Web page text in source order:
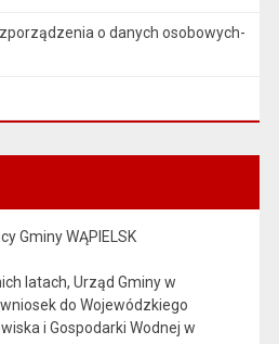
o danych osobowych-
Gminy WĄPIELSK
latach, Urząd Gminy w
do Wojewódzkiego
i Gospodarki Wodnej w